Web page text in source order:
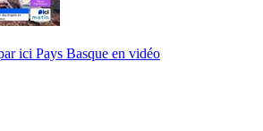
ici Pays Basque en vidéo